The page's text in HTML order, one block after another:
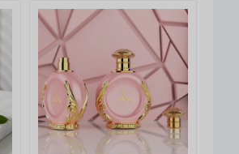
al tiempo que garantizan la
superficiales, como
de OEM/ODM, Boyu
que destacan en mercados